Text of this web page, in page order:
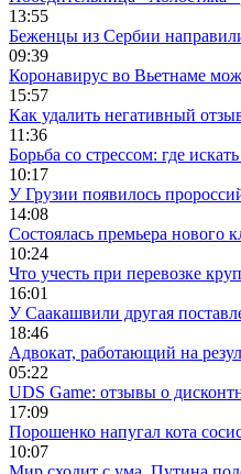
13:55
Беженцы из Сербии
09:39
Коронавирус во Вьетнаме
15:57
Как удалить негативный
11:36
Борьба со стрессом: где
10:17
У Грузии появилось
14:08
Cостоялась премьера
10:24
Что учесть при перевозке
16:01
У Саакашвили другая
18:46
Адвокат, работающий на
05:22
UDS Game: отзывы о
17:09
Порошенко напугал кота
10:07